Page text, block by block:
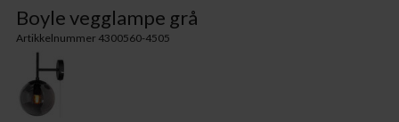
Boyle vegglampe grå
Artikkelnummer 4300560-4505